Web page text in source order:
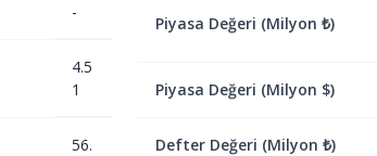
-
4.5
1
56.
Piyasa Değeri (Milyon ₺)
Piyasa Değeri (Milyon $)
Defter Değeri (Milyon ₺)